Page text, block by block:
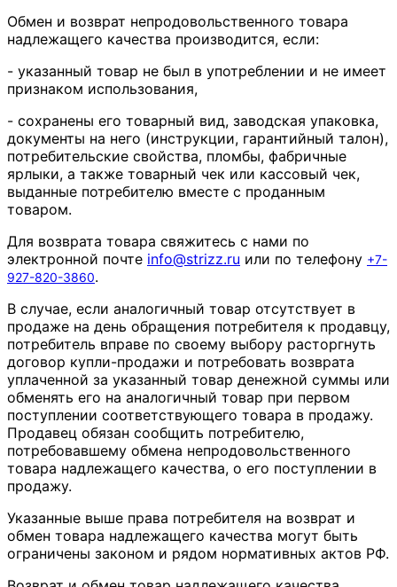
Обмен и возврат непродовольственного товара
надлежащего качества производится, если:
- указанный товар не был в употреблении и не имеет
признаком использования,
- сохранены его товарный вид, заводская упаковка,
документы на него (инструкции, гарантийный талон),
потребительские свойства, пломбы, фабричные
ярлыки, а также товарный чек или кассовый чек,
выданные потребителю вместе с проданным
товаром.
Для возврата товара свяжитесь с нами по
электронной почте info@strizz.ru или по телефону +7-
927-820-3860.
В случае, если аналогичный товар отсутствует в
продаже на день обращения потребителя к продавцу,
потребитель вправе по своему выбору расторгнуть
договор купли-продажи и потребовать возврата
уплаченной за указанный товар денежной суммы или
обменять его на аналогичный товар при первом
поступлении соответствующего товара в продажу.
Продавец обязан сообщить потребителю,
потребовавшему обмена непродовольственного
товара надлежащего качества, о его поступлении в
продажу.
Указанные выше права потребителя на возврат и
обмен товара надлежащего качества могут быть
ограничены законом и рядом нормативных актов РФ.